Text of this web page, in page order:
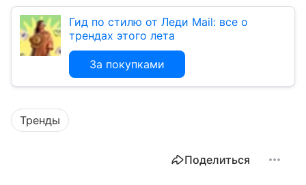
Гид по стилю от Леди Mail: все о
трендах этого лета
За покупками
Тренды
Поделиться